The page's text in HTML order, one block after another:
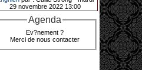
01-2026|
« Kasino » de Fréhel, une
a décroché le jackpot
29 novembre 2022 13:00
Agenda
Ev?nement ?
Merci de nous contacter